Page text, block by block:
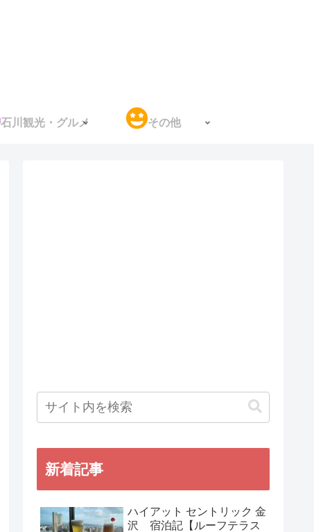
石川観光・グルメ その他
新着記事
ハイアット セントリック 金
沢 宿泊記【ルーフテラス